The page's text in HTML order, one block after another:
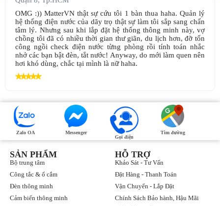
OMG :)) MatterVN thật sự cứu tôi 1 bàn thua haha. Quản lý
hệ thống điện nước của dãy trọ thật sự làm tôi sắp sang chấn
tâm lý. Nhưng sau khi lắp đặt hệ thống thông minh này, vợ
chồng tôi đã có nhiều thời gian thư giãn, du lịch hơn, đỡ tốn
công ngồi check điện nước từng phòng rồi tính toán nhắc
nhở các bạn bật đèn, tắt nước! Anyway, do mới làm quen nên
hơi khó dùng, chắc tại mình là nữ haha.
Zalo OA
Messenger
Gọi điện
Tìm đường
HỖ TRỢ
Khảo Sát - Tư Vấn
Đặt Hàng - Thanh Toán
Vận Chuyển - Lắp Đặt
Chính Sách Bảo hành, Hậu Mãi
SẢN PHẨM
Bộ trung tâm
Công tắc & ổ cắm
Đèn thông minh
Cảm biến thông minh